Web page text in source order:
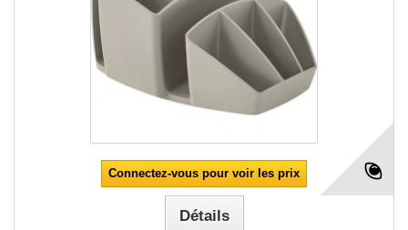
Connectez-vous pour voir les prix
Détails